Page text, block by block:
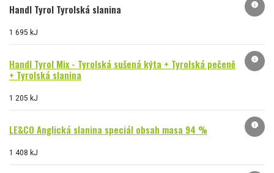
Handl Tyrol Tyrolská slanina
1 695 kJ
info
Handl Tyrol Mix - Tyrolská sušená kýta + Tyrolská pečeně
+ Tyrolská slanina
1 205 kJ
info
LE&CO Anglická slanina speciál obsah masa 94 %
1 408 kJ
info